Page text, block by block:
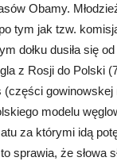
Obamy.
tym jak tzw.
dołku dusiła się
z Rosji do Polski
(części
modelu
za którymi idą
sprawia, że słowa